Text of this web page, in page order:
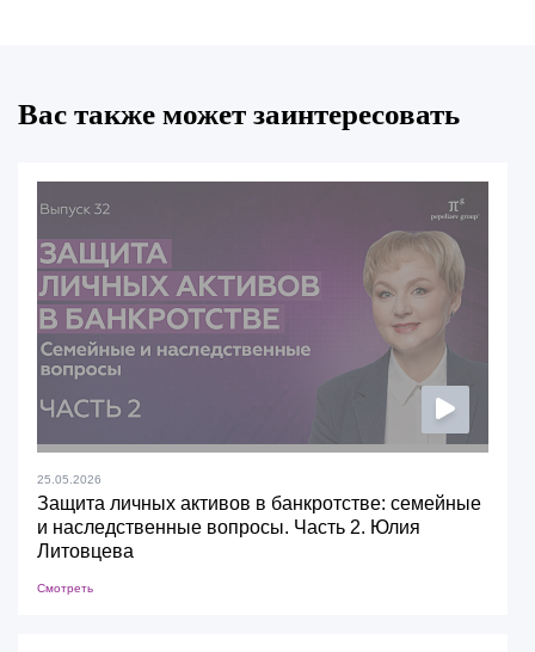
Вас также может заинтересовать
25.05.2026
Защита личных активов в банкротстве: семейные
и наследственные вопросы. Часть 2. Юлия
Литовцева
Смотреть